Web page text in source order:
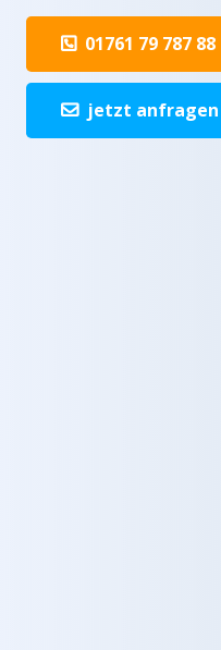
01761 79 787 88
jetzt anfragen